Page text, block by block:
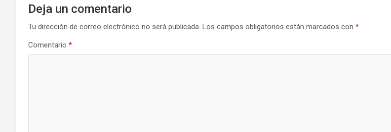
Deja un comentario
Tu dirección de correo electrónico no será publicada. Los campos obligatorios están marcados con *
Comentario *